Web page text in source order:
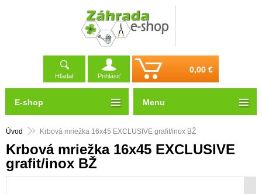
Hľadať Prihlásiť
0,00 €
Úvod Krbová mriežka 16x45 EXCLUSIVE grafit/inox BŽ
Krbová mriežka 16x45 EXCLUSIVE
grafit/inox BŽ
E-shop Menu